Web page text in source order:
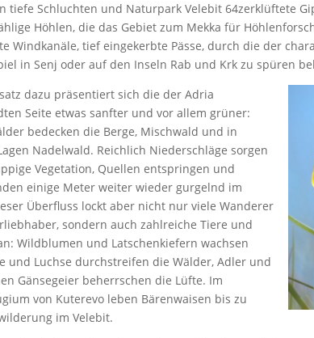
tiefe Schluchten und Naturpark Velebit 64zerklüftete
Höhlen, die das Gebiet zum Mekka für
Windkanäle, tief eingekerbte Pässe, durch die der
in Senj oder auf den Inseln Rab und Krk zu spüren
dazu präsentiert sich die der Adria
Seite etwas sanfter und vor allem grüner:
bedecken die Berge, Mischwald und in
Nadelwald. Reichlich Niederschläge sorgen
Vegetation, Quellen entspringen und
einige Meter weiter wieder gurgelnd im
Überfluss lockt aber nicht nur viele Wanderer
sondern auch zahlreiche Tiere und
Wildblumen und Latschenkiefern wachsen
und Luchse durchstreifen die Wälder, Adler und
Gänsegeier beherrschen die Lüfte. Im
von Kuterevo leben Bärenwaisen bis zu
im Velebit.